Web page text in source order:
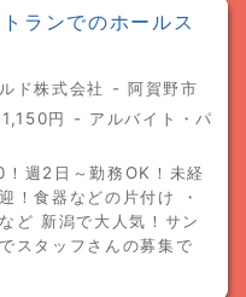
ランでのホールス
ド株式会社 - 阿賀野市
円 - アルバイト・パ
週2日～勤務OK！未経
！食器などの片付け ・
ど 新潟で大人気！サン
スタッフさんの募集で